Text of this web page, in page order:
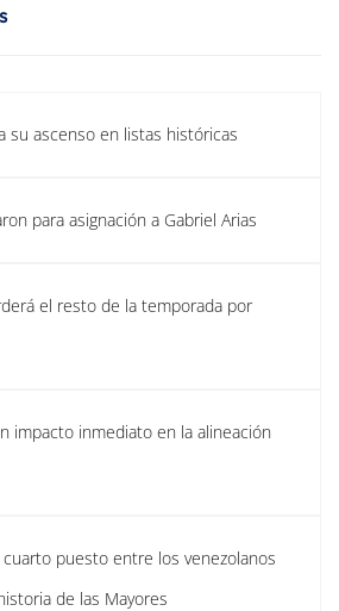
su ascenso en listas históricas
para asignación a Gabriel Arias
el resto de la temporada por
impacto inmediato en la alineación
cuarto puesto entre los venezolanos
de las Mayores